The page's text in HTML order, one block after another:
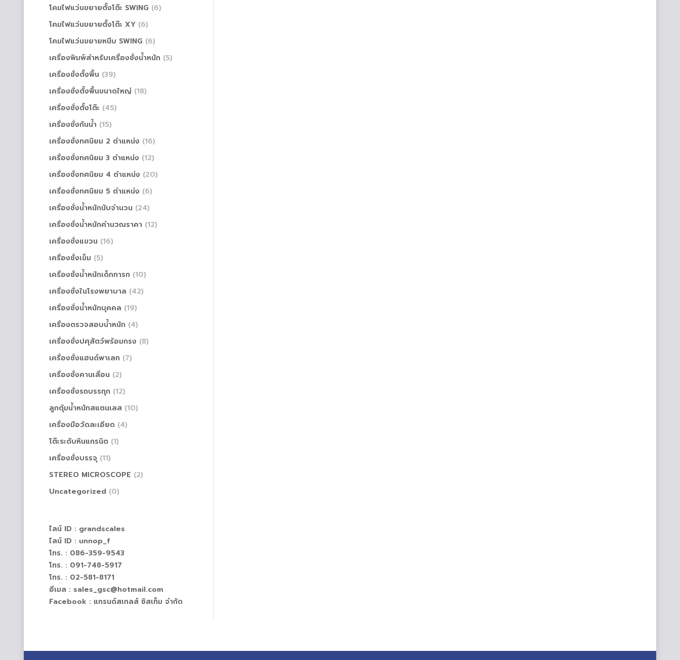
โคมไฟแว่นขยายตั้งโต๊ะ SWING (6)
โคมไฟแว่นขยายตั้งโต๊ะ XY (6)
โคมไฟแว่นขยายหนีบ SWING (6)
เครื่องพิมพ์สำหรับเครื่องชั่งน้ำหนัก (5)
เครื่องชั่งตั้งพื้น (39)
เครื่องชั่งตั้งพื้นขนาดใหญ่ (18)
เครื่องชั่งตั้งโต๊ะ (45)
เครื่องชั่งกันน้ำ (15)
เครื่องชั่งทศนิยม 2 ตำแหน่ง (16)
เครื่องชั่งทศนิยม 3 ตำแหน่ง (12)
เครื่องชั่งทศนิยม 4 ตำแหน่ง (20)
เครื่องชั่งทศนิยม 5 ตำแหน่ง (6)
เครื่องชั่งน้ำหนักนับจำนวน (24)
เครื่องชั่งน้ำหนักคำนวณราคา (12)
เครื่องชั่งแขวน (16)
เครื่องชั่งเข็ม (5)
เครื่องชั่งน้ำหนักเด็กทารก (10)
เครื่องชั่งในโรงพยาบาล (42)
เครื่องชั่งน้ำหนักบุคคล (19)
เครื่องตรวจสอบน้ำหนัก (4)
เครื่องชั่งปศุสัตว์พร้อมกรง (8)
เครื่องชั่งแฮนด์พาเลท (7)
เครื่องชั่งคานเลื่อน (2)
เครื่องชั่งรถบรรทุก (12)
ลูกตุ้มน้ำหนักสแตนเลส (10)
เครื่องมือวัดละเอียด (4)
โต๊ะระดับหินแกรนิต (1)
เครื่องชั่งบรรจุ (11)
STEREO MICROSCOPE (2)
Uncategorized (0)
ไลน์ ID : grandscales
ไลน์ ID : unnop_f
โทร. : 086-359-9543
โทร. : 091-748-5917
โทร. : 02-581-8171
อีเมล : sales_gsc@hotmail.com
Facebook : แกรนด์สเกลส์ ซิสเท็ม จำกัด